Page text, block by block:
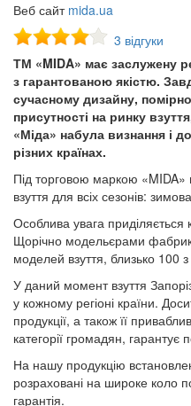
Веб сайт mida.ua
3 відгуки
ТМ «MIDA» має заслужену
з гарантованою якістю.
сучасному дизайну,
присутності на ринку
«Міда» набула визнання і
різних країнах.
Під торговою маркою «MIDA»
взуття для всіх сезонів:
Особлива увага приділяється
Щорічно модельєрами
моделей взуття, близько 100
У даний момент взуття
у кожному регіоні країни.
продукції, а також її
категорії громадян, гарантує
На нашу продукцію
розраховані на широке коло
гарантія.